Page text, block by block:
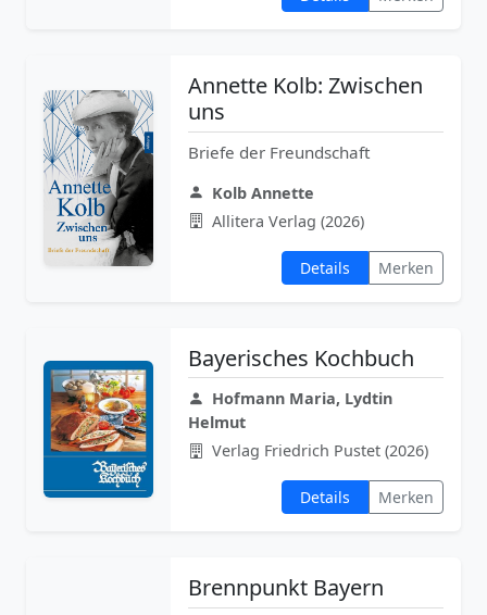
Annette Kolb: Zwischen
uns
Briefe der Freundschaft
Kolb Annette
Allitera Verlag (2026)
Details Merken
Bayerisches Kochbuch
Hofmann Maria, Lydtin
Helmut
Verlag Friedrich Pustet (2026)
Details Merken
Brennpunkt Bayern